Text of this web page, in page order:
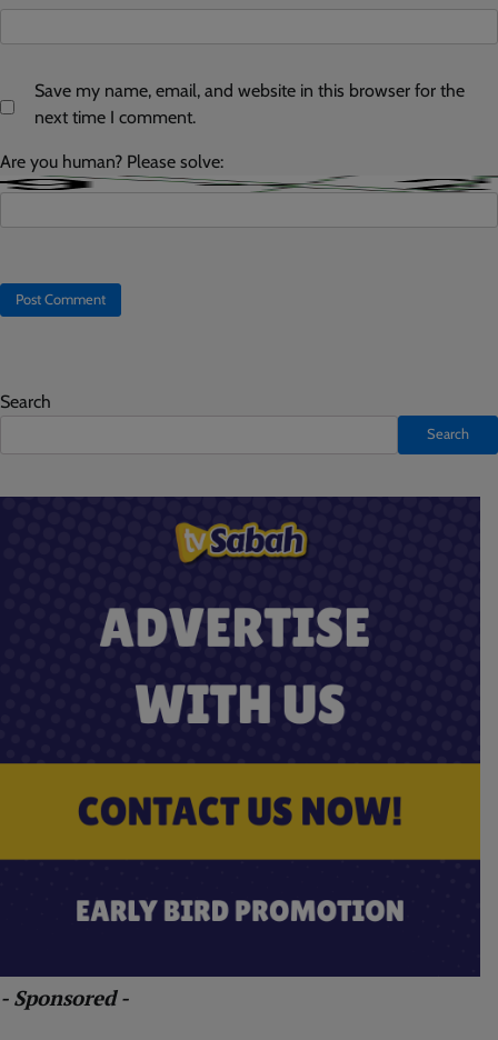
Save my name, email, and website in this browser for the
next time I comment.
Are you human? Please solve:
Search
Search
- Sponsored -